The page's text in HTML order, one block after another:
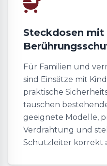
Steckdosen
Für Familien und
sind Einsätze mit
praktische
tauschen
geeignete Modelle,
Verdrahtung und
Schutzleiter korrekt